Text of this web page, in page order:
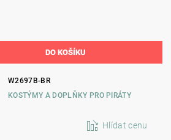
W2697B-BR
KOSTÝMY A DOPLŇKY PRO PIRÁTY
Hlídat cenu